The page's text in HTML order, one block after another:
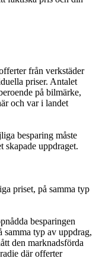
från verkstäder
priser. Antalet
på bilmärke,
och var i landet
besparing måste
uppdraget.
priset, på samma typ
besparingen
samma typ av uppdrag,
den marknadsförda
där offerter